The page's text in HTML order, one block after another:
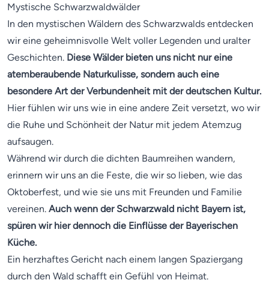
Mystische Schwarzwaldwälder
In den mystischen Wäldern des Schwarzwalds entdecken
wir eine geheimnisvolle Welt voller Legenden und uralter
Geschichten. Diese Wälder bieten uns nicht nur eine
atemberaubende Naturkulisse, sondern auch eine
besondere Art der Verbundenheit mit der deutschen Kultur.
Hier fühlen wir uns wie in eine andere Zeit versetzt, wo wir
die Ruhe und Schönheit der Natur mit jedem Atemzug
aufsaugen.
Während wir durch die dichten Baumreihen wandern,
erinnern wir uns an die Feste, die wir so lieben, wie das
Oktoberfest, und wie sie uns mit Freunden und Familie
vereinen. Auch wenn der Schwarzwald nicht Bayern ist,
spüren wir hier dennoch die Einflüsse der Bayerischen
Küche.
Ein herzhaftes Gericht nach einem langen Spaziergang
durch den Wald schafft ein Gefühl von Heimat.